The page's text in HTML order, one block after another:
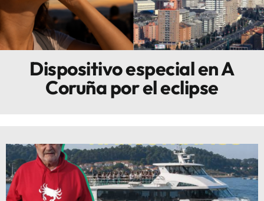
Sostenibilidad
Innova
Dispositivo especial en A
Coruña por el eclipse